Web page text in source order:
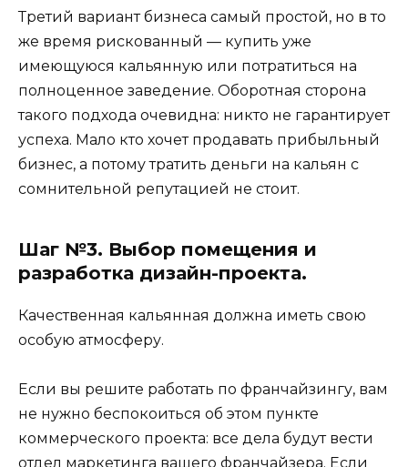
Третий вариант бизнеса самый простой, но в то
же время рискованный — купить уже
имеющуюся кальянную или потратиться на
полноценное заведение. Оборотная сторона
такого подхода очевидна: никто не гарантирует
успеха. Мало кто хочет продавать прибыльный
бизнес, а потому тратить деньги на кальян с
сомнительной репутацией не стоит.
Шаг №3. Выбор помещения и
разработка дизайн-проекта.
Качественная кальянная должна иметь свою
особую атмосферу.
Если вы решите работать по франчайзингу, вам
не нужно беспокоиться об этом пункте
коммерческого проекта: все дела будут вести
отдел маркетинга вашего франчайзера. Если